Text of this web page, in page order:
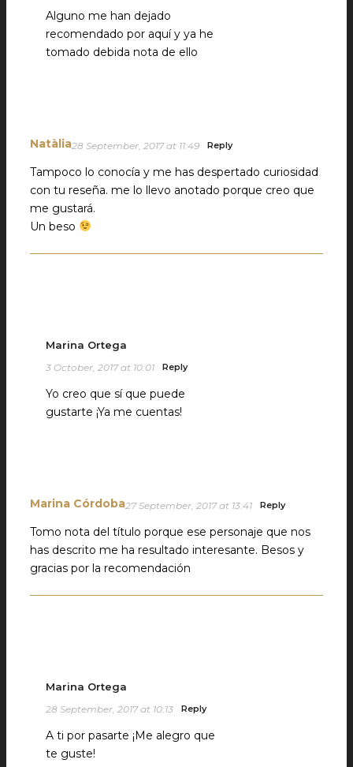
Alguno me han dejado
recomendado por aquí y ya he
tomado debida nota de ello
Natàlia28 September, 2017 at 11:49 Reply
Tampoco lo conocía y me has despertado curiosidad
con tu reseña. me lo llevo anotado porque creo que
me gustará.
Un beso
Marina Ortega
3 October, 2017 at 10:01 Reply
Yo creo que sí que puede
gustarte ¡Ya me cuentas!
Marina Córdoba27 September, 2017 at 13:41 Reply
Tomo nota del título porque ese personaje que nos
has descrito me ha resultado interesante. Besos y
gracias por la recomendación
Marina Ortega
28 September, 2017 at 10:13 Reply
A ti por pasarte ¡Me alegro que
te guste!